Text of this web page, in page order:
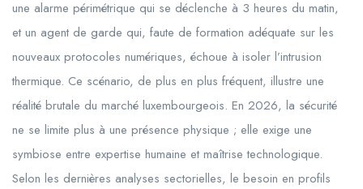
une alarme périmétrique qui se déclenche à 3 heures du matin,
et un agent de garde qui, faute de formation adéquate sur les
nouveaux protocoles numériques, échoue à isoler l’intrusion
thermique. Ce scénario, de plus en plus fréquent, illustre une
réalité brutale du marché luxembourgeois. En 2026, la sécurité
ne se limite plus à une présence physique ; elle exige une
symbiose entre expertise humaine et maîtrise technologique.
Selon les dernières analyses sectorielles, le besoin en profils